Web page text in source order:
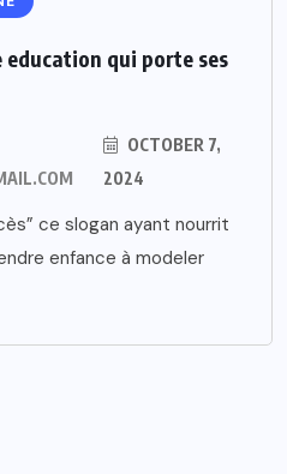
education qui porte ses
OCTOBER 7,
2024
ce slogan ayant nourrit
enfance à modeler